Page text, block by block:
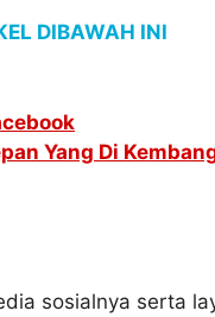
DIBAWAH INI
Yang Di
sosialnya serta